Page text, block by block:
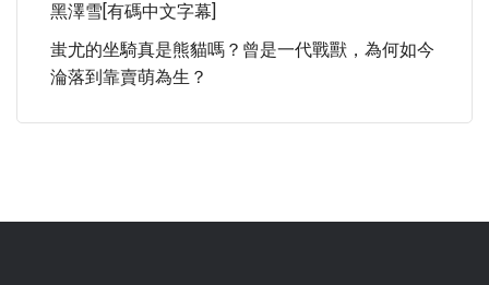
黑澤雪[有碼中文字幕]
蚩尤的坐騎真是熊貓嗎？曾是一代戰獸，為何如今
淪落到靠賣萌為生？